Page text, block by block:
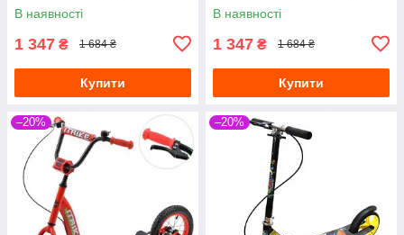
В наявності
1 347 ₴ 1 684 ₴
Купити
В наявності
1 347 ₴ 1 684 ₴
Купити
–20% –20%